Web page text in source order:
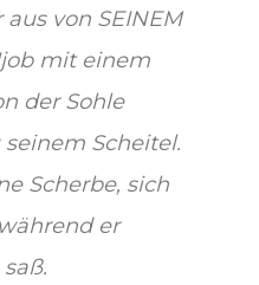
von SEINEM
mit einem
der Sohle
seinem Scheitel.
Scherbe, sich
er